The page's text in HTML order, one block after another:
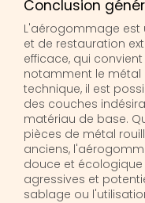
Conclusion
L'aérogommage
et de restauration
efficace, qui
notamment le métal
technique, il est
des couches
matériau de base.
pièces de métal
anciens,
douce et
agressives et
sablage ou